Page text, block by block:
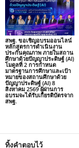
สพฐ. ขอเชิญอบรมออนไลน์
หลักสูตรการดำเนินงาน
ประกันคุณภาพ ภายในสถาน
ศึกษาด้วยปัญญาประดิษฐ์ (AI)
โมดูลที่ 2 การกำหนด
มาตรฐานการศึกษาและเป้า
หมายของสถานศึกษาด้วย
ปัญญาประดิษฐ์ (AI) 8
สิงหาคม 2569 ผู้ผ่านการ
อบรมจะได้รับเกียรติบัตรจาก
สพฐ.
ทิ้งคำตอบไว้